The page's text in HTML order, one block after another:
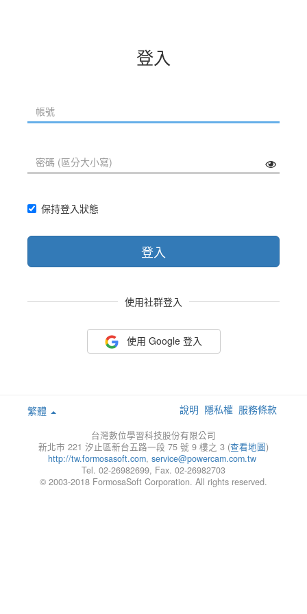
登入
保持登入狀態
登入
使用社群登入
使用 Google 登入
繁體 說明 隱私權 服務條款
台灣數位學習科技股份有限公司
新北市 221 汐止區新台五路一段 75 號 9 樓之 3 (查看地圖)
http://tw.formosasoft.com, service@powercam.com.tw
Tel. 02-26982699, Fax. 02-26982703
© 2003-2018 FormosaSoft Corporation. All rights reserved.